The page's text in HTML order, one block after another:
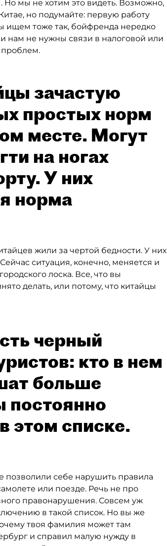
Но мы не хотим это видеть. Возможно,
но подумайте: первую работу
ищем тоже так, бойфренда нередко
нам не нужны связи в налоговой или
проблем.
зачастую
простых норм
месте. Могут
на ногах
У них
норма
жили за чертой бедности. У них
ситуация, конечно, меняется и
лоска. Все, что вы
делать, или потому, что китайцы
черный
кто в нем
больше
постоянно
этом списке.
позволили себе нарушить правила
или поезде. Речь не про
правонарушения. Совсем уж
в такой список. Но вы же
твоя фамилия может там
и справил малую нужду в